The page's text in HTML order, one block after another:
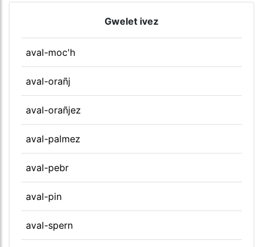
Gwelet ivez
aval-moc'h
aval-orañj
aval-orañjez
aval-palmez
aval-pebr
aval-pin
aval-spern